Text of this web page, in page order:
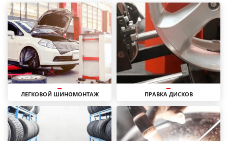
ЛЕГКОВОЙ ШИНОМОНТАЖ ПРАВКА ДИСКОВ